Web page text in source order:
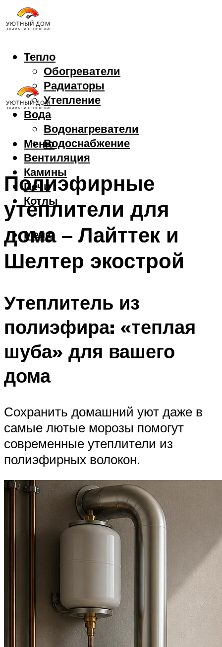
Тепло
Обогреватели
Радиаторы
Утепление
Вода
Водонагреватели
Водоснабжение
Вентиляция
Камины
Печи
Котлы
Меню
Меню
Полиэфирные
утеплители для
дома – Лайттек и
Шелтер экострой
Утеплитель из
полиэфира: «теплая
шуба» для вашего
дома
Сохранить домашний уют даже в
самые лютые морозы помогут
современные утеплители из
полиэфирных волокон.